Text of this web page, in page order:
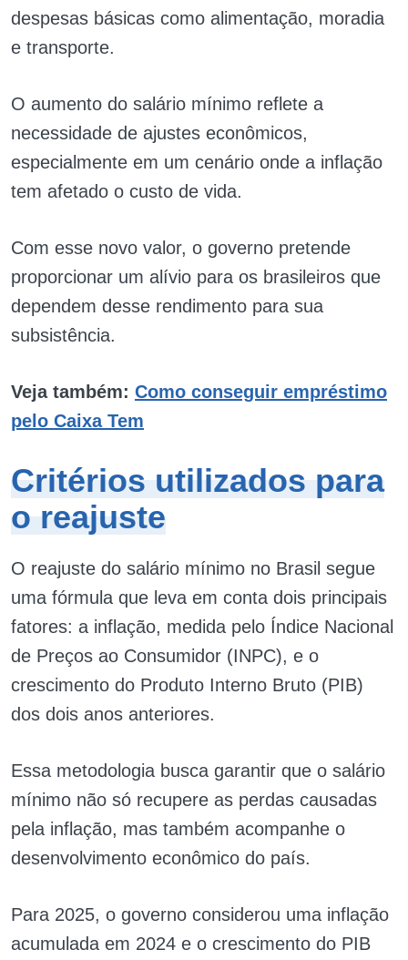
despesas básicas como alimentação, moradia
e transporte.
O aumento do salário mínimo reflete a
necessidade de ajustes econômicos,
especialmente em um cenário onde a inflação
tem afetado o custo de vida.
Com esse novo valor, o governo pretende
proporcionar um alívio para os brasileiros que
dependem desse rendimento para sua
subsistência.
Veja também: Como conseguir empréstimo
pelo Caixa Tem
Critérios utilizados para
o reajuste
O reajuste do salário mínimo no Brasil segue
uma fórmula que leva em conta dois principais
fatores: a inflação, medida pelo Índice Nacional
de Preços ao Consumidor (INPC), e o
crescimento do Produto Interno Bruto (PIB)
dos dois anos anteriores.
Essa metodologia busca garantir que o salário
mínimo não só recupere as perdas causadas
pela inflação, mas também acompanhe o
desenvolvimento econômico do país.
Para 2025, o governo considerou uma inflação
acumulada em 2024 e o crescimento do PIB